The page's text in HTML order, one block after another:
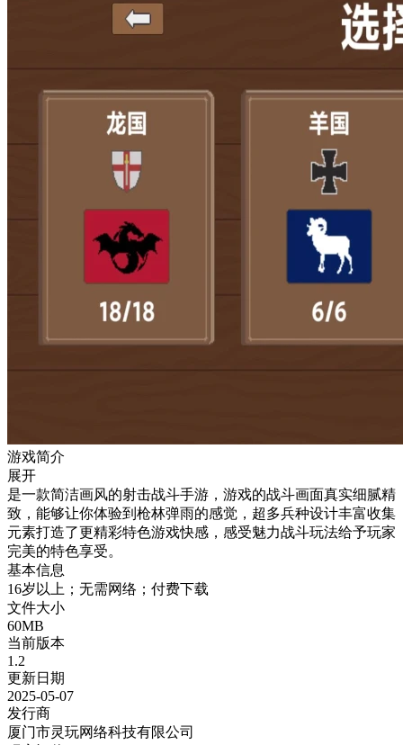
游戏简介
展开
是一款简洁画风的射击战斗手游，游戏的战斗画面真实细腻精
致，能够让你体验到枪林弹雨的感觉，超多兵种设计丰富收集
元素打造了更精彩特色游戏快感，感受魅力战斗玩法给予玩家
完美的特色享受。
基本信息
16岁以上；无需网络；付费下载
文件大小
60MB
当前版本
1.2
更新日期
2025-05-07
发行商
厦门市灵玩网络科技有限公司